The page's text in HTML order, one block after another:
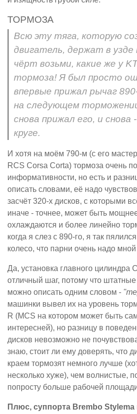
ТОРМОЗА
Всю эту тяга, которую
двигатель, держат в
чёрт возьми, какие же у
тормоза! Я был просто
впервые прижал рычаг
на следующем
снова прижал его, и
круге.
И хотя на моём 790-м (с его
RCS Corsa Corta) тормоза очень
информативности, но есть и
описать словами, её надо
засчёт 320-х дисков, с которыми
иначе - точнее, может быть
охлаждаются и более линейно
когда я слез с 890-го, я так
колесо, что парни очень надо
Да, установка главного цилиндра
отличный шаг, потому что
можно описать одним словом -
машинки вывел их на уровень
R (MCS на котором может быть
интересней), но разницу в
дисков невозможно не
знаю, стоит ли ему доверять, что
краем тормозят немного лучше
несколько хуже), чем волнистые,
попросту больше рабочей
Плюс, суппорта Brembo Stylema